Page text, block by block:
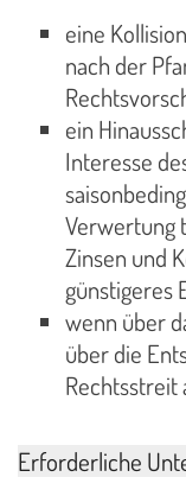
eine
nach der
ein
Interesse
Verwertung
Zinsen und
günstigeres
wenn über
über die
Rechtsstreit
Erforderliche